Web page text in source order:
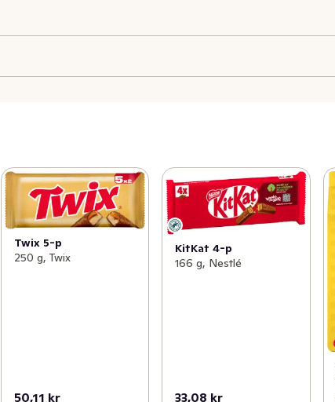
Twix 5-p
250 g, Twix
50,11 kr
KitKat 4-p
166 g, Nestlé
33,08 kr